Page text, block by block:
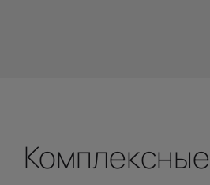
Комплексные